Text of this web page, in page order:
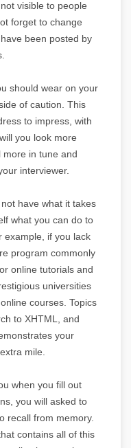
visible to people
forget to change
been posted by
should wear on your
of caution. This
to impress, with
you look more
more in tune and
interviewer.
have what it takes
what you can do to
example, if you lack
program commonly
online tutorials and
universities
courses. Topics
to XHTML, and
your
mile.
when you fill out
you will asked to
recall from memory.
contains all of this